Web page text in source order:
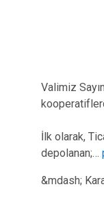
Valimiz
İlk olarak,
depolanan;…
&mdash;